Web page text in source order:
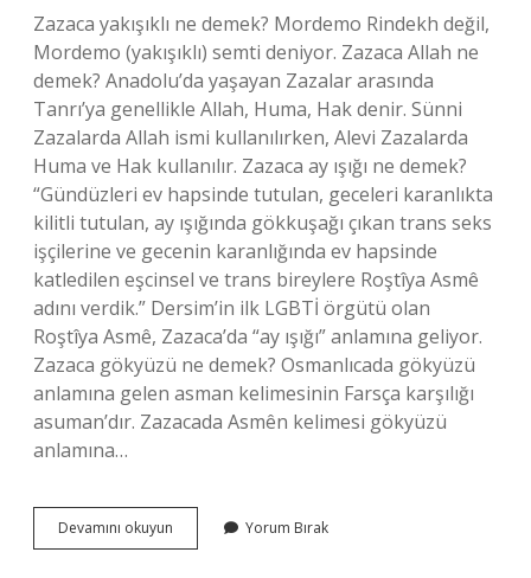
Zazaca yakışıklı ne demek? Mordemo Rindekh değil,
Mordemo (yakışıklı) semti deniyor. Zazaca Allah ne
demek? Anadolu’da yaşayan Zazalar arasında
Tanrı’ya genellikle Allah, Huma, Hak denir. Sünni
Zazalarda Allah ismi kullanılırken, Alevi Zazalarda
Huma ve Hak kullanılır. Zazaca ay ışığı ne demek?
“Gündüzleri ev hapsinde tutulan, geceleri karanlıkta
kilitli tutulan, ay ışığında gökkuşağı çıkan trans seks
işçilerine ve gecenin karanlığında ev hapsinde
katledilen eşcinsel ve trans bireylere Roştîya Asmê
adını verdik.” Dersim’in ilk LGBTİ örgütü olan
Roştîya Asmê, Zazaca’da “ay ışığı” anlamına geliyor.
Zazaca gökyüzü ne demek? Osmanlıcada gökyüzü
anlamına gelen asman kelimesinin Farsça karşılığı
asuman’dır. Zazacada Asmên kelimesi gökyüzü
anlamına…
Devamını okuyun
Saf
Yorum Bırak